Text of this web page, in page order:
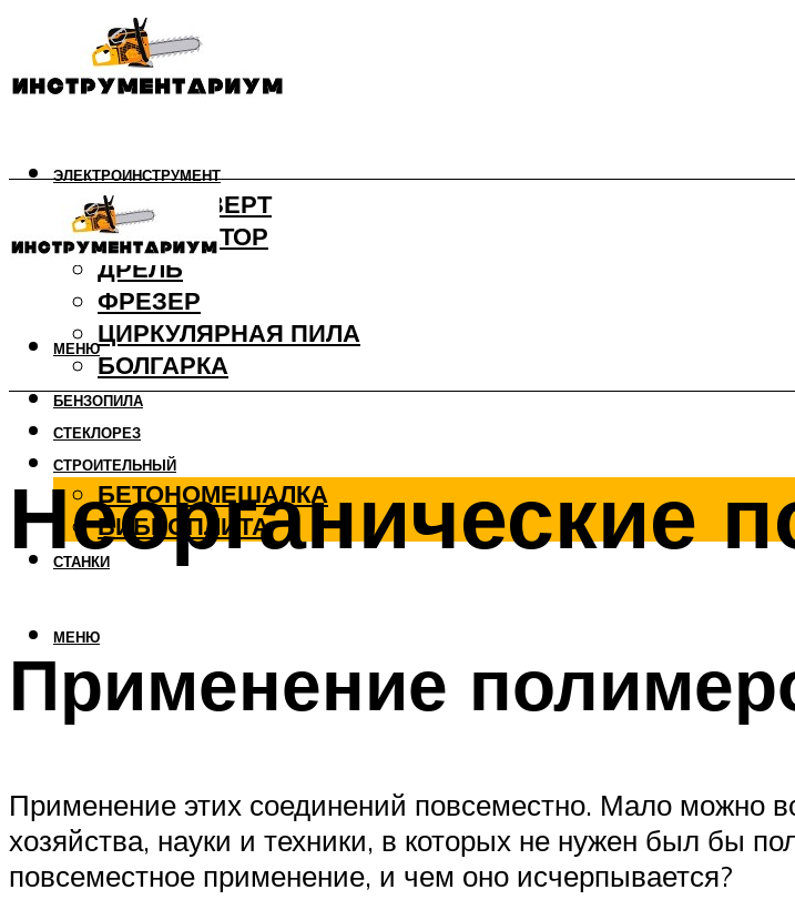
ЭЛЕКТРОИНСТРУМЕНТ
ШУРУПОВЕРТ
ПЕРФОРАТОР
ДРЕЛЬ
ФРЕЗЕР
ЦИРКУЛЯРНАЯ ПИЛА
БОЛГАРКА
БЕНЗОПИЛА
СТЕКЛОРЕЗ
СТРОИТЕЛЬНЫЙ
БЕТОНОМЕШАЛКА
ВИБРОПЛИТА
СТАНКИ
МЕНЮ
МЕНЮ
Неорганические
Применение
Применение этих соединений повсеместно. Мало можно
хозяйства, науки и техники, в которых не нужен был бы
повсеместное применение, и чем оно исчерпывается?